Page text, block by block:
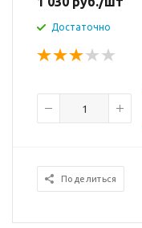
Достаточно
Поделиться